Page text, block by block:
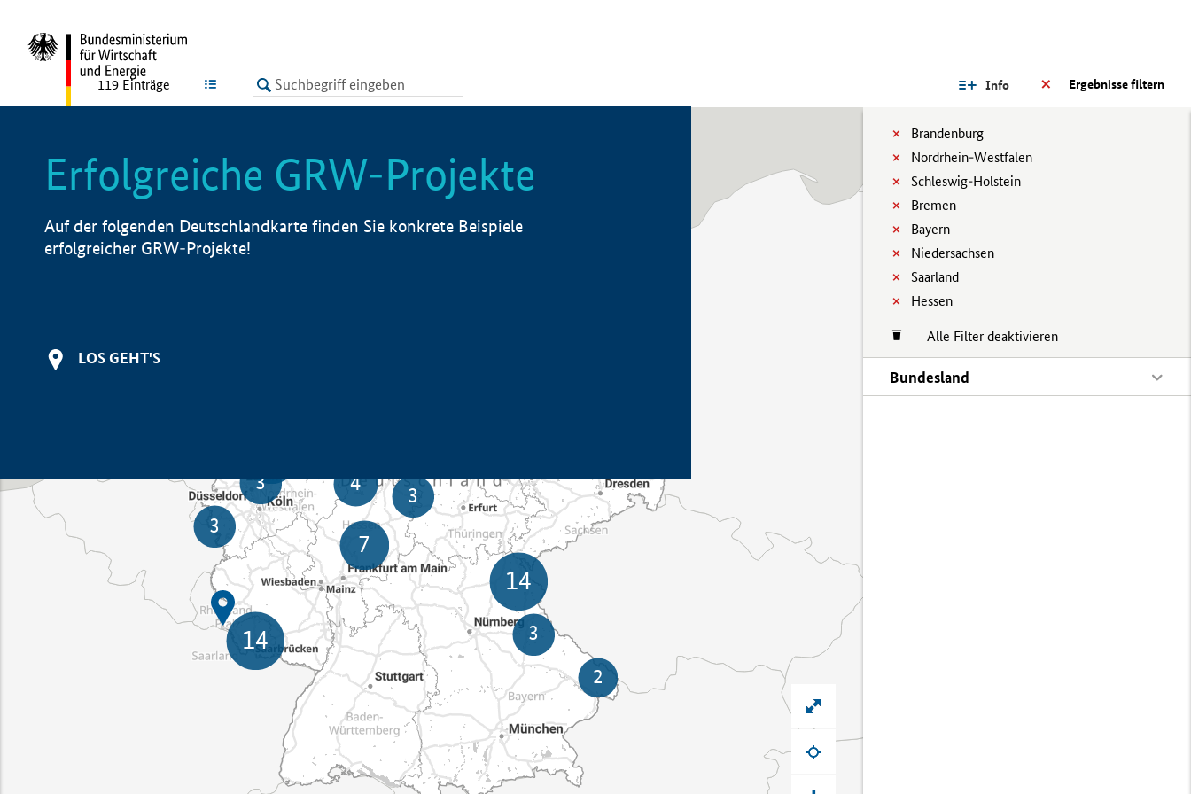
LISTE Ergebnisse filtern
Info
Brandenburg
Nordrhein-Westfalen
Schleswig-Holstein
Bremen
Bayern
Niedersachsen
Saarland
Hessen
Alle Filter deaktivieren
Bundesland
119 Einträge
Erfolgreiche GRW-Projekte
Auf der folgenden Deutschlandkarte finden Sie konkrete Beispiele
erfolgreicher GRW-Projekte!
LOS GEHT'S